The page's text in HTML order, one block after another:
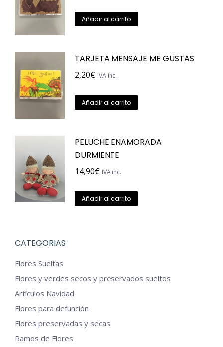
Añadir al carrito
TARJETA MENSAJE ME GUSTAS
2,20€ IVA inc.
Añadir al carrito
PELUCHE ENAMORADA
DURMIENTE
14,90€ IVA inc.
Añadir al carrito
CATEGORIAS
Flores Sueltas
Flores y verdes secos y preservados sueltos
Artículos Navidad
Flores para defunción
Flores preservadas y secas
Ramos de Flores